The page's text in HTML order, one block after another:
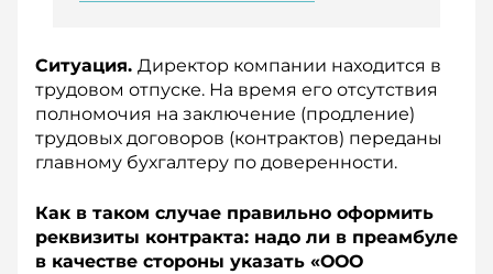
Ситуация. Директор компании находится в
трудовом отпуске. На время его отсутствия
полномочия на заключение (продление)
трудовых договоров (контрактов) переданы
главному бухгалтеру по доверенности.
Как в таком случае правильно оформить
реквизиты контракта: надо ли в преамбуле
в качестве стороны указать «ООО